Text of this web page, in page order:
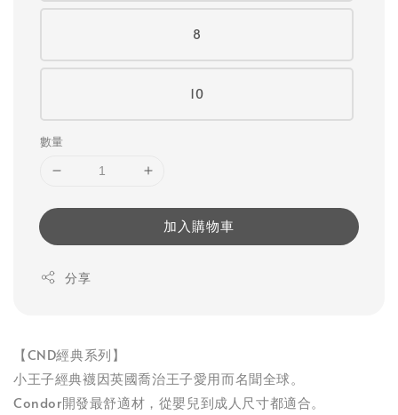
8
10
數量
加入購物車
分享
【CND經典系列】
小王子經典襪因英國喬治王子愛用而名聞全球。
Condor開發最舒適材，從嬰兒到成人尺寸都適合。